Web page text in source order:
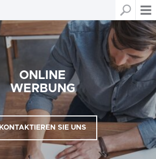
ONLINE
WERBUNG
KONTAKTIEREN SIE UNS